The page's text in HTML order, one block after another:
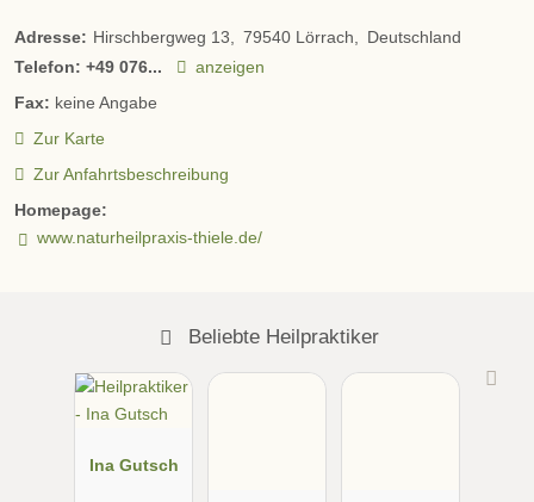
Adresse: Hirschbergweg 13 79540 Lörrach
Deutschland
Telefon: +49 076...
anzeigen
Fax: keine Angabe
Zur Karte
Zur Anfahrtsbeschreibung
Homepage:
www.naturheilpraxis-thiele.de/
Beliebte Heilpraktiker
Ina Gutsch